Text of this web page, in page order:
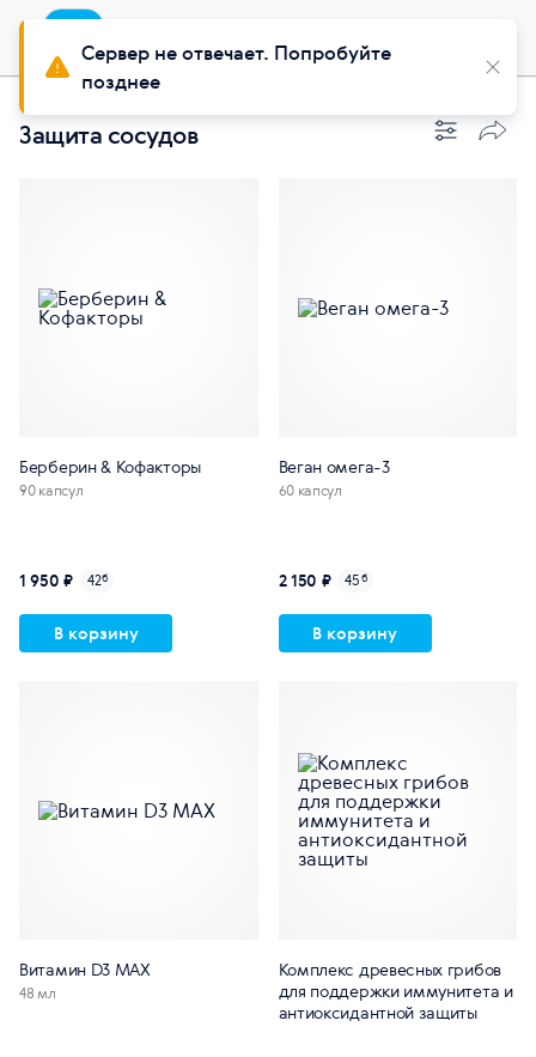
Buy Siberian
Защита сосудов
Берберин & Кофакторы
90 капсул
1 950 ₽ 42б
В корзину
Веган омега-3
60 капсул
2 150 ₽ 45б
В корзину
Витамин D3 MAX
48 мл
Комплекс древесных грибов
для поддержки иммунитета и
антиоксидантной защиты
Сервер не отвечает. Попробуйте
позднее